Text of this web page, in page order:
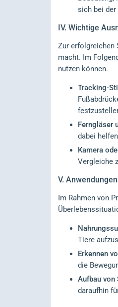
sich bei
IV. Wichtige
Zur erfolgreichen
macht. Im
nutzen können.
Tracking-
Ferngläser
dabei
Kamera
Vergleiche
V.
Im Rahmen von
Tiere
Erkennen
die
Aufbau von
daraufhin